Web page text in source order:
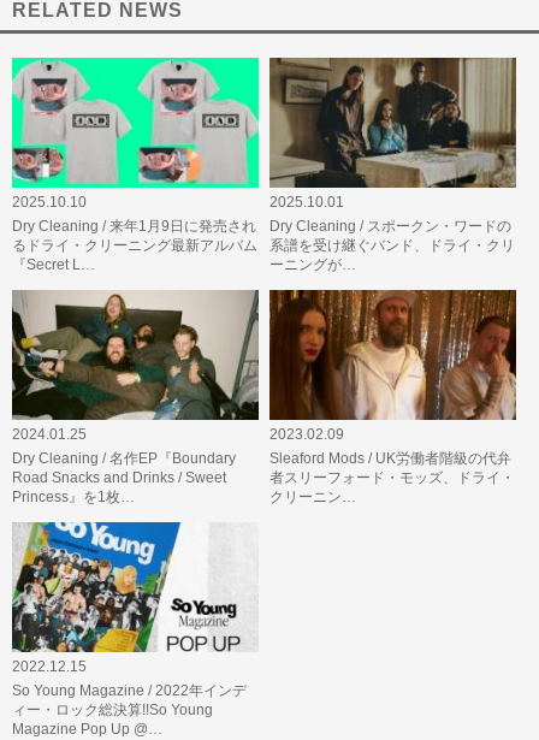
RELATED NEWS
2025.10.10
Dry Cleaning / 来年1月9日に発売され
るドライ・クリーニング最新アルバム
『Secret L…
2025.10.01
Dry Cleaning / スポークン・ワードの
系譜を受け継ぐバンド、ドライ・クリ
ーニングが…
2024.01.25
Dry Cleaning / 名作EP『Boundary
Road Snacks and Drinks / Sweet
Princess』を1枚…
2023.02.09
Sleaford Mods / UK労働者階級の代弁
者スリーフォード・モッズ、ドライ・
クリーニン…
2022.12.15
So Young Magazine / 2022年インデ
ィー・ロック総決算!!So Young
Magazine Pop Up @…